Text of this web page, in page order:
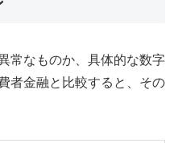
常なものか、具体的な数字
者金融と比較すると、その